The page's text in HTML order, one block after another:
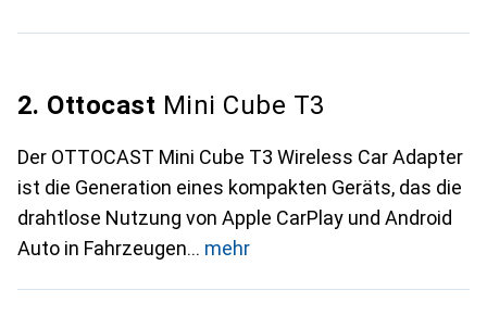
2. Ottocast Mini Cube T3
Der OTTOCAST Mini Cube T3 Wireless Car Adapter
ist die Generation eines kompakten Geräts, das die
drahtlose Nutzung von Apple CarPlay und Android
Auto in Fahrzeugen
mehr